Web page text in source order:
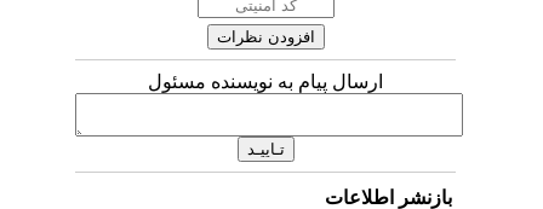
ارسال پیام به نویسنده مسئول
بازنشر اطلاعات